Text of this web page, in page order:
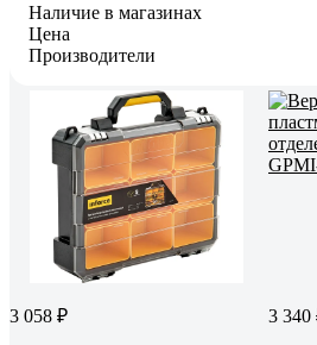
Наличие в магазинах
Цена
Производители
3 058 ₽ 3 340